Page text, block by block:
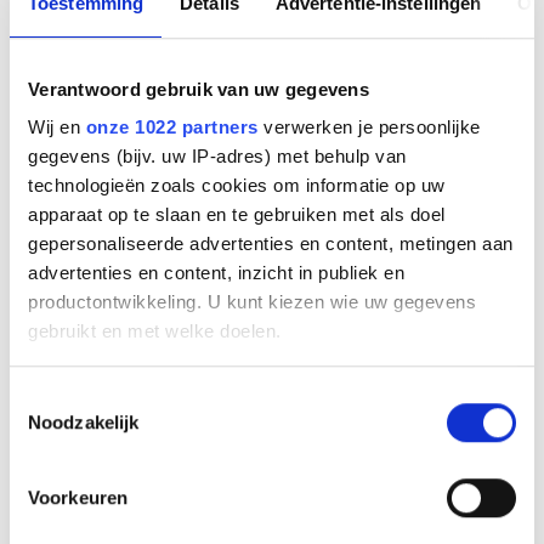
Verantwoord gebruik van uw gegevens
Wij en onze 1022 partners verwerken je persoonlijke
gegevens (bijv. uw IP-adres) met behulp van
technologieën zoals cookies om informatie op uw
apparaat op te slaan en te gebruiken met als doel
gepersonaliseerde advertenties en content, metingen aan
advertenties en content, inzicht in publiek en
productontwikkeling. U kunt kiezen wie uw gegevens
gebruikt en met welke doelen.
Informatie verzamelen over uw geografische
Uw apparaat identificeren door het actief te
scannen op specifieke eigenschappen (fingerprinting)
Noodzakelijk
Voorkeuren
Unified Communication
Headset met controller
Documentatie
PDF TECHSHEET
PDF DATASHEET
Gerelateerde producten